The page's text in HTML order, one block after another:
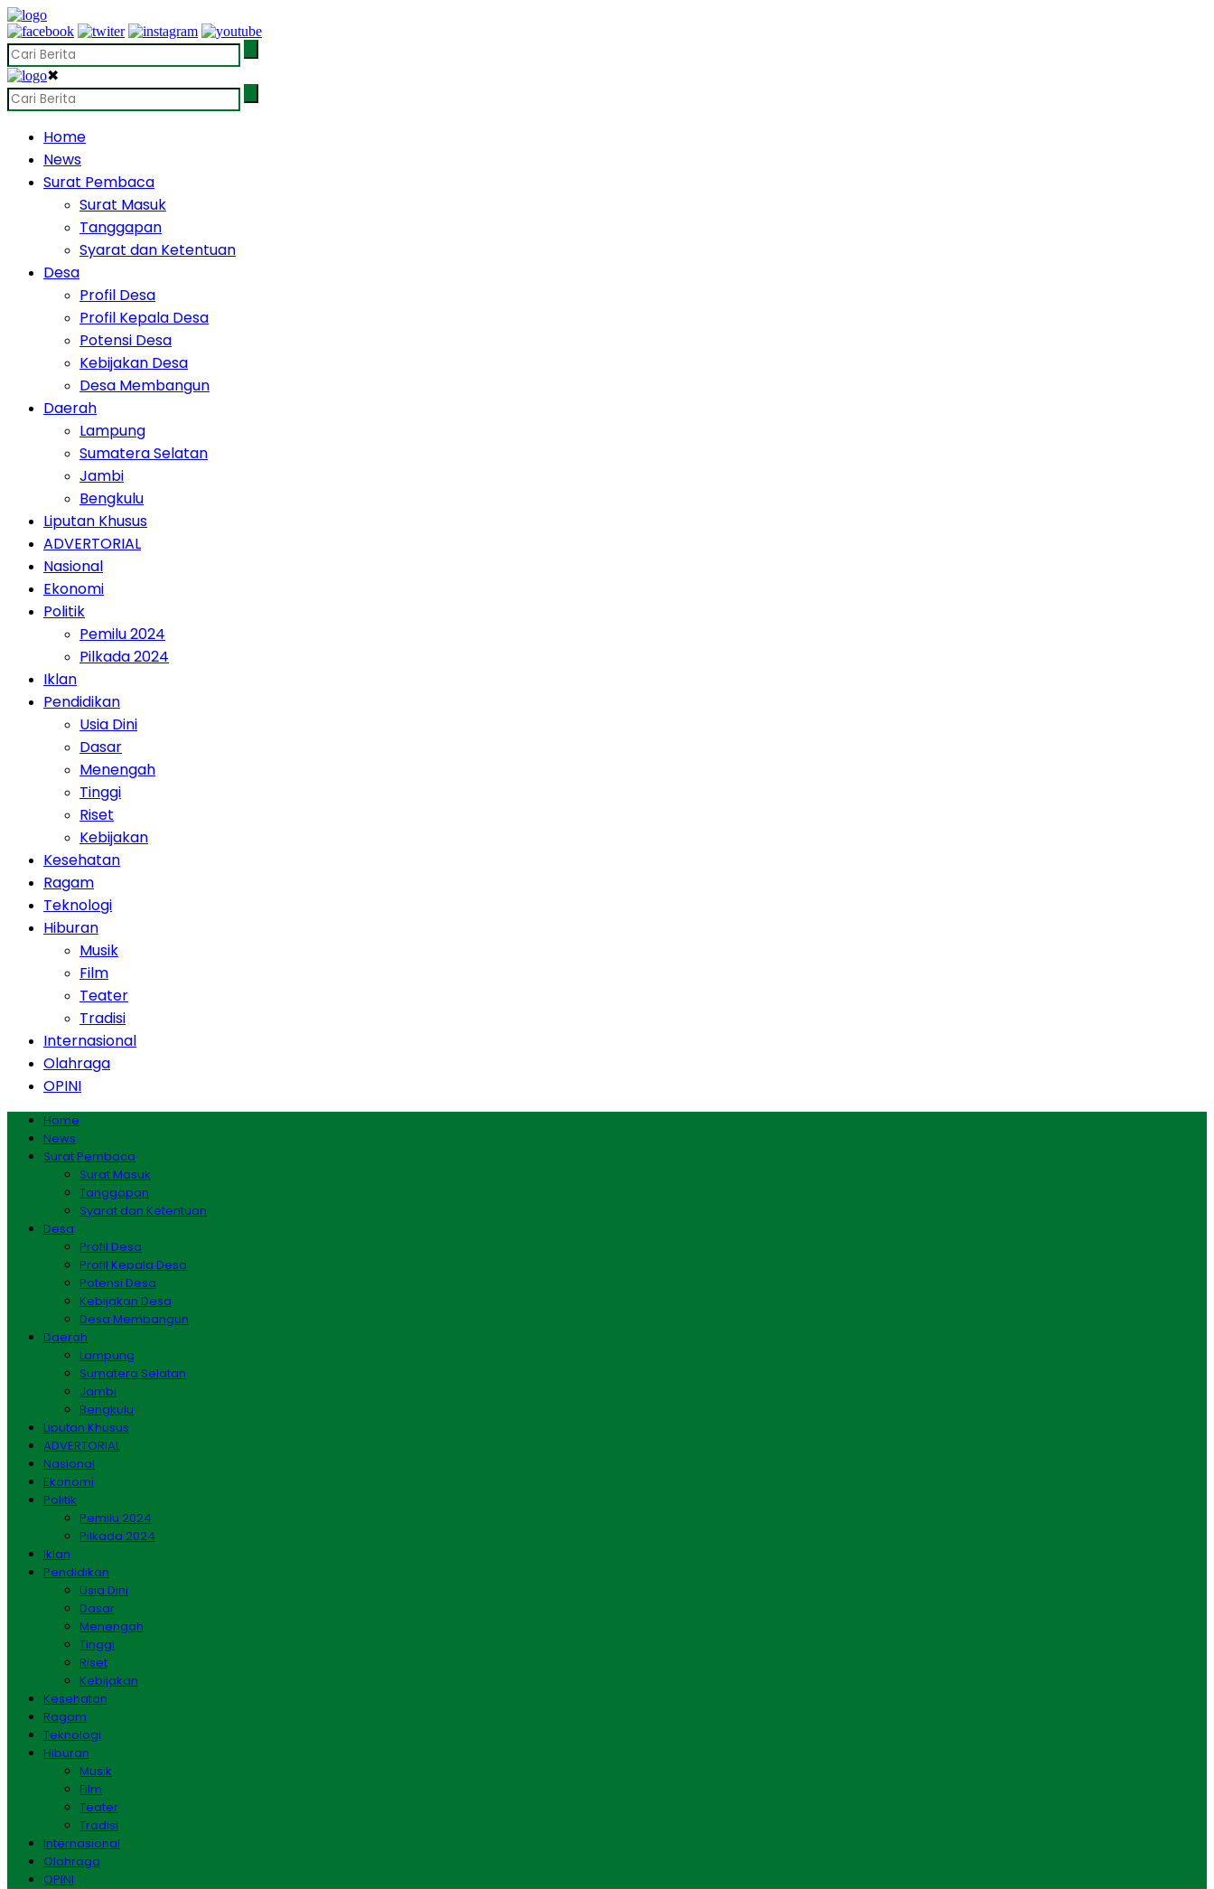
✖
Home
News
Surat Pembaca
Surat Masuk
Tanggapan
Syarat dan Ketentuan
Desa
Profil Desa
Profil Kepala Desa
Potensi Desa
Kebijakan Desa
Desa Membangun
Daerah
Lampung
Sumatera Selatan
Jambi
Bengkulu
Liputan Khusus
ADVERTORIAL
Nasional
Ekonomi
Politik
Pemilu 2024
Pilkada 2024
Iklan
Pendidikan
Usia Dini
Dasar
Menengah
Tinggi
Riset
Kebijakan
Kesehatan
Ragam
Teknologi
Hiburan
Musik
Film
Teater
Tradisi
Internasional
Olahraga
OPINI
Home
News
Surat Pembaca
Surat Masuk
Tanggapan
Syarat dan Ketentuan
Desa
Profil Desa
Profil Kepala Desa
Potensi Desa
Kebijakan Desa
Desa Membangun
Daerah
Lampung
Sumatera Selatan
Jambi
Bengkulu
Liputan Khusus
ADVERTORIAL
Nasional
Ekonomi
Politik
Pemilu 2024
Pilkada 2024
Iklan
Pendidikan
Usia Dini
Dasar
Menengah
Tinggi
Riset
Kebijakan
Kesehatan
Ragam
Teknologi
Hiburan
Musik
Film
Teater
Tradisi
Internasional
Olahraga
OPINI